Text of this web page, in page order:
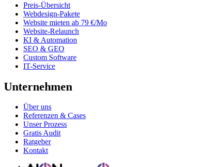
Preis-Übersicht
Webdesign-Pakete
Website mieten ab 79 €/Mo
Website-Relaunch
KI & Automation
SEO & GEO
Custom Software
IT-Service
Unternehmen
Über uns
Referenzen & Cases
Unser Prozess
Gratis Audit
Ratgeber
Kontakt